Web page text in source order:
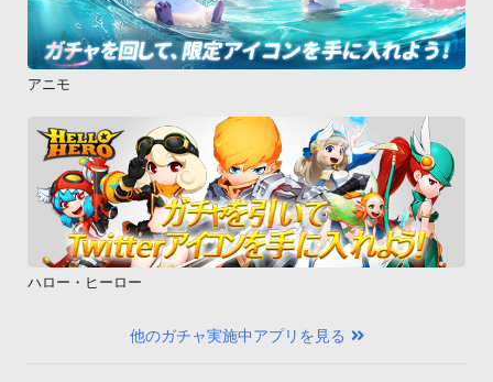
アニモ
ハロー・ヒーロー
他のガチャ実施中アプリを見る